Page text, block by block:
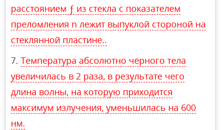
расстоянием ƒ из стекла с показателем
преломления n лежит выпуклой стороной на
стеклянной пластине..
Температура абсолютно чёрного тела
увеличилась в 2 раза, в результате чего
длина волны, на которую приходится
максимум излучения, уменьшилась на 600
нм.